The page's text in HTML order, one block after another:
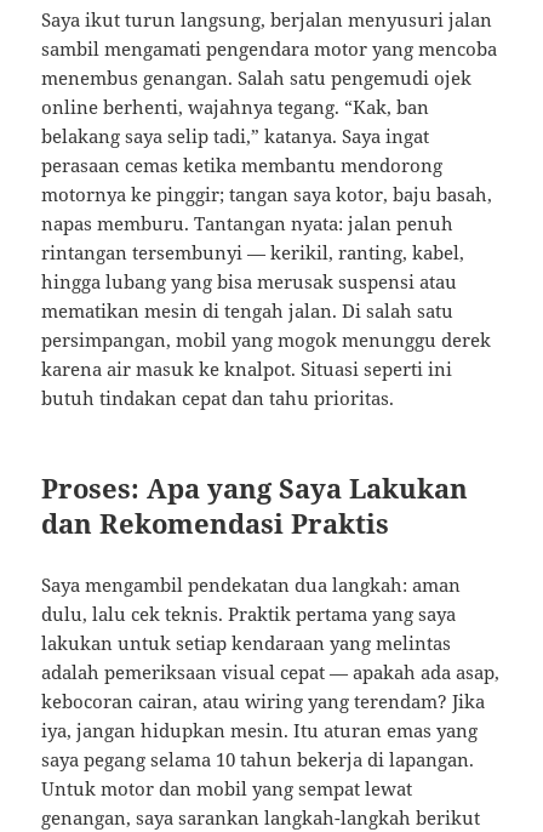
Saya ikut turun langsung, berjalan menyusuri jalan
sambil mengamati pengendara motor yang mencoba
menembus genangan. Salah satu pengemudi ojek
online berhenti, wajahnya tegang. “Kak, ban
belakang saya selip tadi,” katanya. Saya ingat
perasaan cemas ketika membantu mendorong
motornya ke pinggir; tangan saya kotor, baju basah,
napas memburu. Tantangan nyata: jalan penuh
rintangan tersembunyi — kerikil, ranting, kabel,
hingga lubang yang bisa merusak suspensi atau
mematikan mesin di tengah jalan. Di salah satu
persimpangan, mobil yang mogok menunggu derek
karena air masuk ke knalpot. Situasi seperti ini
butuh tindakan cepat dan tahu prioritas.
Proses: Apa yang Saya Lakukan
dan Rekomendasi Praktis
Saya mengambil pendekatan dua langkah: aman
dulu, lalu cek teknis. Praktik pertama yang saya
lakukan untuk setiap kendaraan yang melintas
adalah pemeriksaan visual cepat — apakah ada asap,
kebocoran cairan, atau wiring yang terendam? Jika
iya, jangan hidupkan mesin. Itu aturan emas yang
saya pegang selama 10 tahun bekerja di lapangan.
Untuk motor dan mobil yang sempat lewat
genangan, saya sarankan langkah-langkah berikut